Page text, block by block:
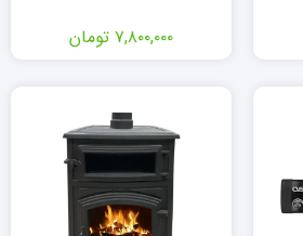
۷,۸۰۰,۰۰۰ تومان